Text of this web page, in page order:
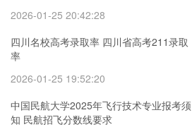
2026-01-25 20:42:28
四川名校高考录取率 四川省高考211录取
率
2026-01-25 19:52:20
中国民航大学2025年飞行技术专业报考须
知 民航招飞分数线要求